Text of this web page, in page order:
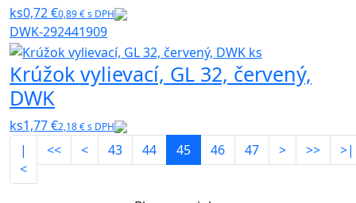
ks0,72 €0,89 € s DPH
DWK-292441909
Krúžok vylievací, GL 32, červený,
DWK
ks1,77 €2,18 € s DPH
|
<
<< < 43 44 45 46 47 > >> >|